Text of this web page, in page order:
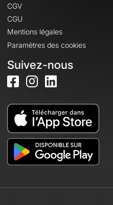
CGV
CGU
Mentions légales
Paramètres des cookies
Suivez-nous